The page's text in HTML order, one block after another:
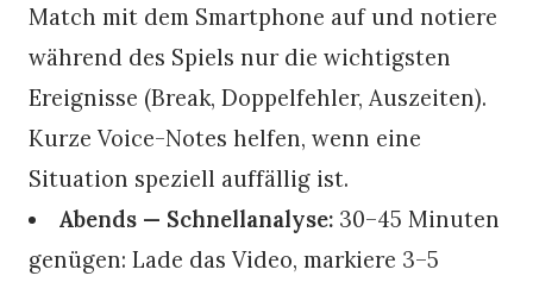
Match mit dem Smartphone auf und notiere
während des Spiels nur die wichtigsten
Ereignisse (Break, Doppelfehler, Auszeiten).
Kurze Voice-Notes helfen, wenn eine
Situation speziell auffällig ist.
Abends — Schnellanalyse: 30–45 Minuten
genügen: Lade das Video, markiere 3–5